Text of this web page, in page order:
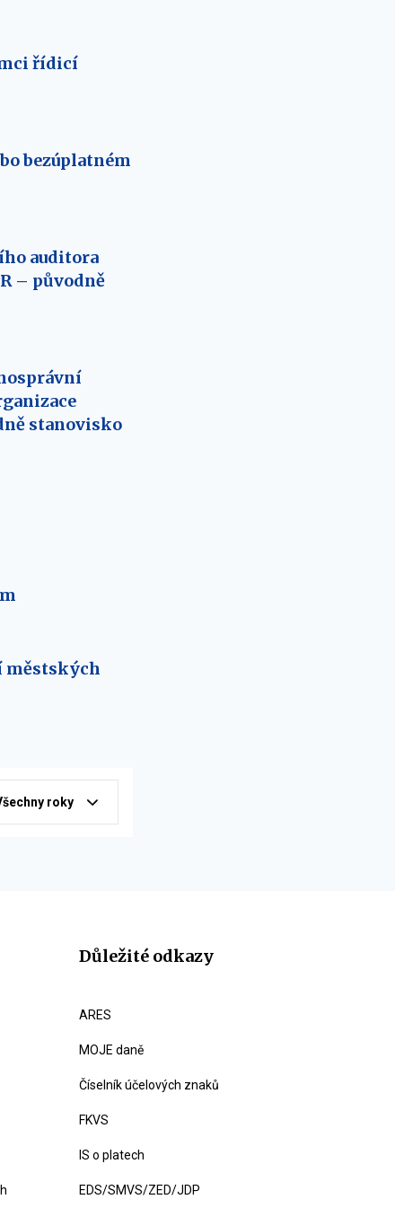
řídicí
bezúplatném
auditora
– původně
stanovisko
městských
roky
Důležité odkazy
ARES
MOJE daně
Číselník účelových znaků
FKVS
IS o platech
EDS/SMVS/ZED/JDP